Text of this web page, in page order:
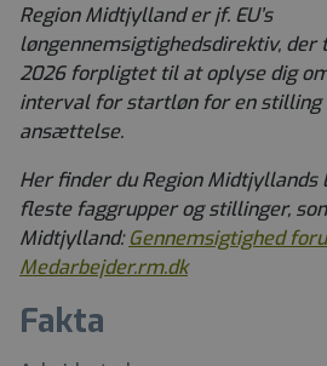
Region Midtjylland er jf. EU’s
løngennemsigtighedsdirektiv, der
2026 forpligtet til at oplyse dig
interval for startløn for en stilling
ansættelse.
Her finder du Region Midtjyllands
fleste faggrupper og stillinger,
Midtjylland:Gennemsigtighed
Medarbejder.rm.dk
Fakta